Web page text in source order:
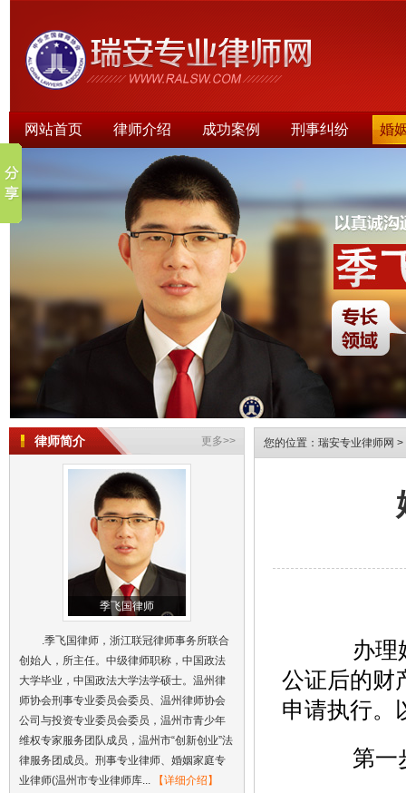
网站首页 律师介绍 成功案例 刑事纠纷 婚
律师简介 更多>>
季飞国律师
.季飞国律师，浙江联冠律师事务所联合
创始人，所主任。中级律师职称，中国政法
大学毕业，中国政法大学法学硕士。温州律
师协会刑事专业委员会委员、温州律师协会
公司与投资专业委员会委员，温州市青少年
维权专家服务团队成员，温州市“创新创业”法
律服务团成员。刑事专业律师、婚姻家庭专
业律师(温州市专业律师库...
【详细介绍】
您的位置： 瑞安专业律师网 >
办理婚
公证后的财
申请执行。
第一步